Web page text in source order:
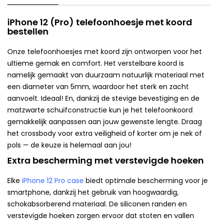
iPhone 12 (Pro) telefoonhoesje met koord
bestellen
Onze telefoonhoesjes met koord zijn ontworpen voor het
ultieme gemak en comfort. Het verstelbare koord is
namelijk gemaakt van duurzaam natuurlijk materiaal met
een diameter van 5mm, waardoor het sterk en zacht
aanvoelt. Ideaal! En, dankzij de stevige bevestiging en de
matzwarte schuifconstructie kun je het telefoonkoord
gemakkelijk aanpassen aan jouw gewenste lengte. Draag
het crossbody voor extra veiligheid of korter om je nek of
pols — de keuze is helemaal aan jou!
Extra bescherming met verstevigde hoeken
Elke iPhone 12 Pro case biedt optimale bescherming voor je
smartphone, dankzij het gebruik van hoogwaardig,
schokabsorberend materiaal. De siliconen randen en
verstevigde hoeken zorgen ervoor dat stoten en vallen